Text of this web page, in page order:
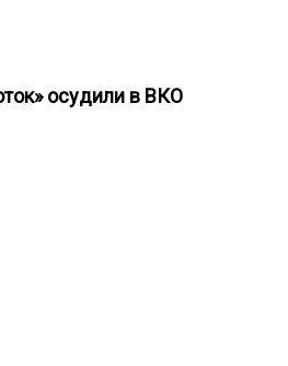
осудили в ВКО